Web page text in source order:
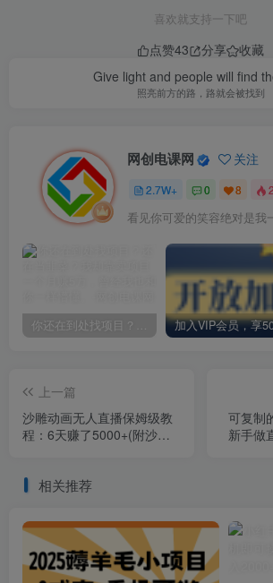
喜欢就支持一下吧
点赞43 分享
收藏
Give light and people will find
照亮前方的路，路就会被找到
网创电课网 关注
2.7W+ 0 8
看见你可爱的笑容绝对是我
你还在到处找项目？还在当韭菜？我却靠卖项目一个月赚5万，曾经我也和你一样懵懂。
上一篇
沙雕动画无人直播保姆级教
程：6天赚了5000+(附沙雕
可复制
新手做
相关推荐